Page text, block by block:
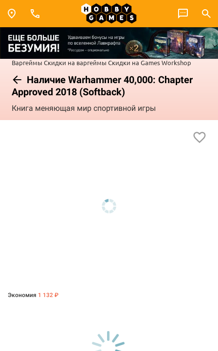
Варгеймы Скидки на варгеймы Скидки на Games Workshop
Наличие Warhammer 40,000: Chapter
Approved 2018 (Softback)
Книга меняющая мир спортивной игры
Экономия 1 132 ₽